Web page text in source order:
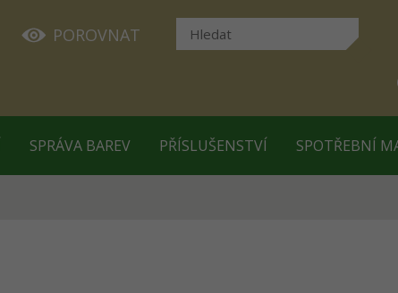
POROVNAT
SPRÁVA BAREV PŘÍSLUŠENSTVÍ SPOTŘEBNÍ